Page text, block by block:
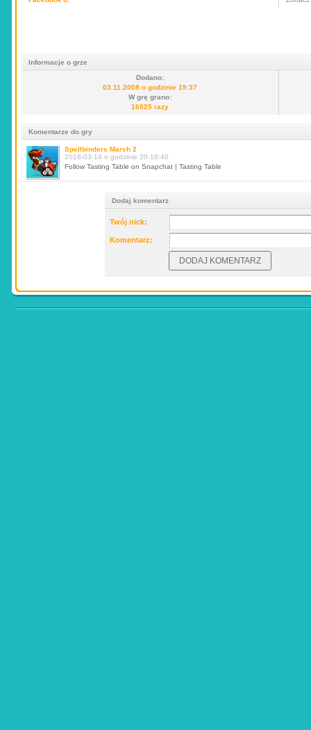
Informacje o grze
Dodano:
03.11.2008 o godzinie 19:37
W grę grano:
16025 razy
Komentarze do gry
Spellbinders March 2
2018-03-14 o godzinie 20:16:40
Follow Tasting Table on Snapchat | Tasting Table
Dodaj komentarz
Twój nick:
Komentarz: